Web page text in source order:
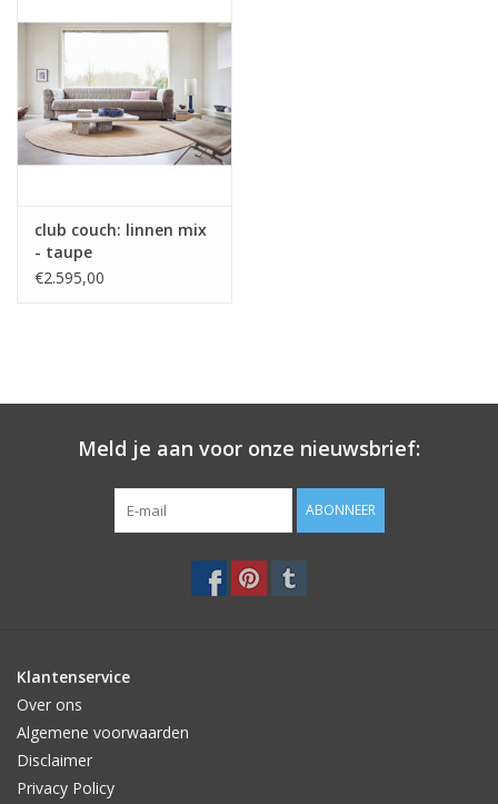
KAMERS
Merken
club couch: linnen mix
- taupe
€2.595,00
Meld je aan voor onze nieuwsbrief:
ABONNEER
Klantenservice
Over ons
Algemene voorwaarden
Disclaimer
Privacy Policy